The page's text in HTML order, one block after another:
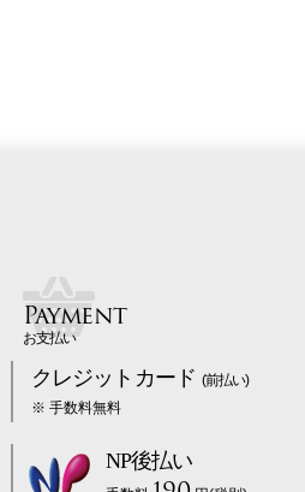
Payment
お支払い
クレジットカード (前払い)
※ 手数料無料
NP後払い